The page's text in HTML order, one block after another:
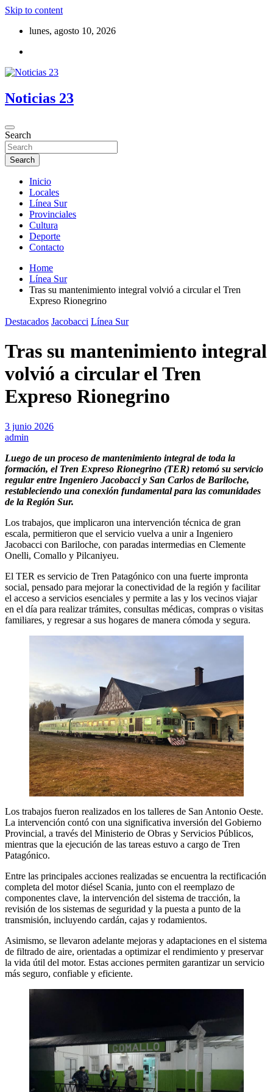
Skip to content
lunes, agosto 10, 2026
Noticias 23
Search
Search
Inicio
Locales
Línea Sur
Provinciales
Cultura
Deporte
Contacto
Home
Línea Sur
Tras su mantenimiento integral volvió a circular el Tren
Expreso Rionegrino
Destacados Jacobacci Línea Sur
Tras su mantenimiento integral
volvió a circular el Tren
Expreso Rionegrino
3 junio 2026
admin
Luego de un proceso de mantenimiento integral de toda la
formación, el Tren Expreso Rionegrino (TER) retomó su servicio
regular entre Ingeniero Jacobacci y San Carlos de Bariloche,
restableciendo una conexión fundamental para las comunidades
de la Región Sur.
Los trabajos, que implicaron una intervención técnica de gran
escala, permitieron que el servicio vuelva a unir a Ingeniero
Jacobacci con Bariloche, con paradas intermedias en Clemente
Onelli, Comallo y Pilcaniyeu.
El TER es servicio de Tren Patagónico con una fuerte impronta
social, pensado para mejorar la conectividad de la región y facilitar
el acceso a servicios esenciales y permite a las y los vecinos viajar
en el día para realizar trámites, consultas médicas, compras o visitas
familiares, y regresar a sus hogares de manera cómoda y segura.
Los trabajos fueron realizados en los talleres de San Antonio Oeste.
La intervención contó con una significativa inversión del Gobierno
Provincial, a través del Ministerio de Obras y Servicios Públicos,
mientras que la ejecución de las tareas estuvo a cargo de Tren
Patagónico.
Entre las principales acciones realizadas se encuentra la rectificación
completa del motor diésel Scania, junto con el reemplazo de
componentes clave, la intervención del sistema de tracción, la
revisión de los sistemas de seguridad y la puesta a punto de la
transmisión, incluyendo cardán, cajas y rodamientos.
Asimismo, se llevaron adelante mejoras y adaptaciones en el sistema
de filtrado de aire, orientadas a optimizar el rendimiento y preservar
la vida útil del motor. Estas acciones permiten garantizar un servicio
más seguro, confiable y eficiente.